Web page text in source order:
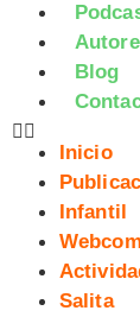
Blog
Inicio
Infantil
Salita